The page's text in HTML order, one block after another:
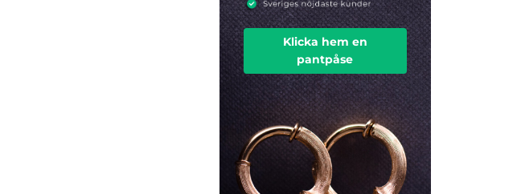
Klicka hem en
pantpåse